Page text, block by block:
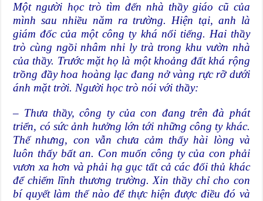
Một người học trò tìm đến nhà thầy giáo cũ của
mình sau nhiều năm ra trường. Hiện tại, anh là
giám đốc của một công ty khá nổi tiếng. Hai thầy
trò cùng ngồi nhâm nhi ly trà trong khu vườn nhà
của thầy. Trước mặt họ là một khoảng đất khá rộng
trồng đầy hoa hoàng lạc đang nở vàng rực rỡ dưới
ánh mặt trời. Người học trò nói với thầy:
– Thưa thầy, công ty của con đang trên đà phát
triển, có sức ảnh hưởng lớn tới những công ty khác.
Thế nhưng, con vẫn chưa cảm thấy hài lòng và
luôn thấy bất an. Con muốn công ty của con phải
vươn xa hơn và phải hạ gục tất cả các đối thủ khác
để chiếm lĩnh thương trường. Xin thầy chỉ cho con
bí quyết làm thế nào để thực hiện được điều đó và